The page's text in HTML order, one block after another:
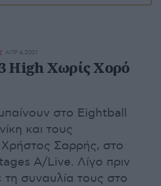
ΑΠΡ 4,2021
High Χωρίς Χορό
στο Eightball
και τους
Χρήστος Σαρρής, στο
A/Live. Λίγο πριν
συναυλία τους στο